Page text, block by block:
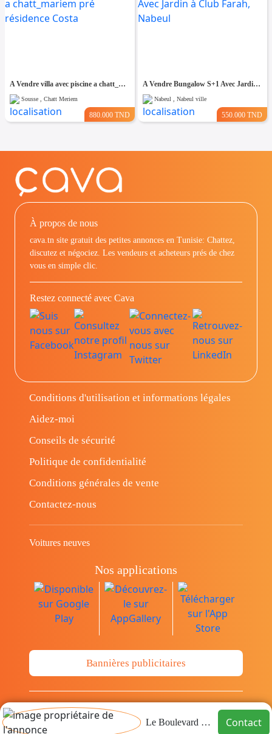
A Vendre villa avec piscine a chatt_mariem pré résidence Costa
Sousse , Chatt Meriem
880.000 TND
A Vendre Bungalow S+1 Avec Jardin à Club Farah, Nabeul
Nabeul , Nabeul ville
550.000 TND
Le Boulevard immo Contact
À propos de nous
cava.tn site gratuit des petites annonces en Tunisie: Chattez,
discutez et négociez. Les vendeurs et acheteurs prés de chez
vous en simple clic.
Restez connecté avec Cava
Conditions d'utilisation et informations légales
Aidez-moi
Conseils de sécurité
Politique de confidentialité
Conditions générales de vente
Contactez-nous
Voitures neuves
Nos applications
Bannières publicitaires
© Copyright 2014-2026 Cava.tn Limited Tous
les droits sont réservés.